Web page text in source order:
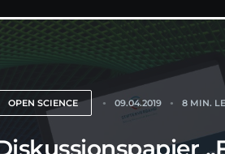
OPEN SCIENCE 09.04.2019 8 MIN.